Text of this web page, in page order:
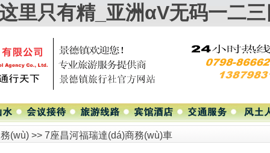
里只有精_亚洲αV无码一二
(wù) >> 7座昌河福瑞達(dá)商務(wù)車